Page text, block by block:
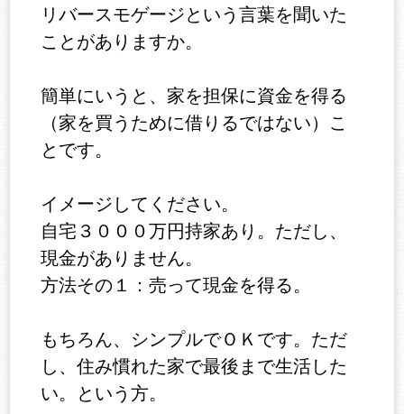
リバースモゲージという言葉を聞いた
ことがありますか。
簡単にいうと、家を担保に資金を得る
（家を買うために借りるではない）こ
とです。
イメージしてください。
自宅３０００万円持家あり。ただし、
現金がありません。
方法その１：売って現金を得る。
もちろん、シンプルでＯＫです。ただ
し、住み慣れた家で最後まで生活した
い。という方。